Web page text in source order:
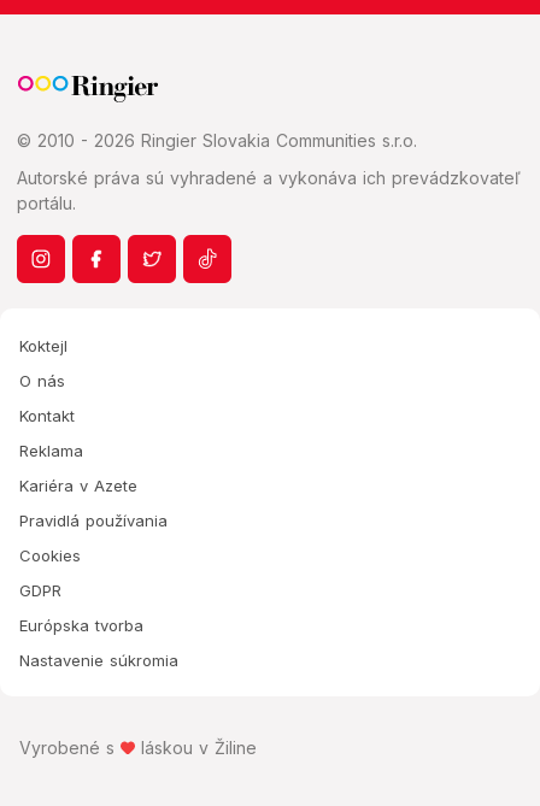
© 2010 - 2026 Ringier Slovakia Communities s.r.o.
Autorské práva sú vyhradené a vykonáva ich prevádzkovateľ
portálu.
Koktejl
O nás
Kontakt
Reklama
Kariéra v Azete
Pravidlá používania
Cookies
GDPR
Európska tvorba
Nastavenie súkromia
Vyrobené s láskou v Žiline